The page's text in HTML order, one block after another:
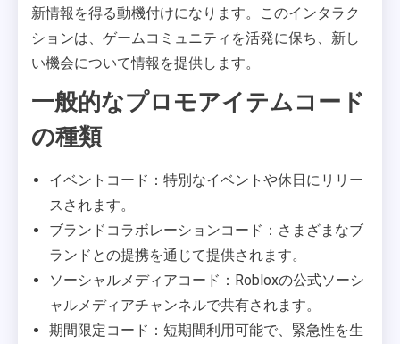
新情報を得る動機付けになります。このインタラク
ションは、ゲームコミュニティを活発に保ち、新し
い機会について情報を提供します。
一般的なプロモアイテムコード
の種類
イベントコード：特別なイベントや休日にリリー
スされます。
ブランドコラボレーションコード：さまざまなブ
ランドとの提携を通じて提供されます。
ソーシャルメディアコード：Robloxの公式ソーシ
ャルメディアチャンネルで共有されます。
期間限定コード：短期間利用可能で、緊急性を生